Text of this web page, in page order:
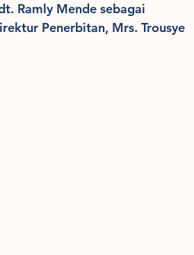
Ramly Mende sebagai
Penerbitan, Mrs. Trousye